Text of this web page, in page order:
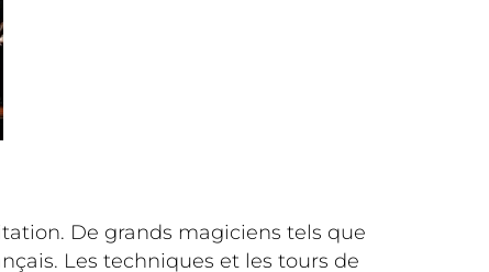
De grands magiciens tels que
Les techniques et les tours de